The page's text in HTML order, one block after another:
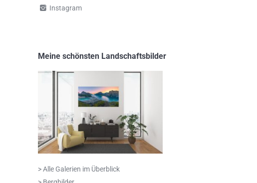
Instagram
Meine schönsten Landschaftsbilder
> Alle Galerien im Überblick